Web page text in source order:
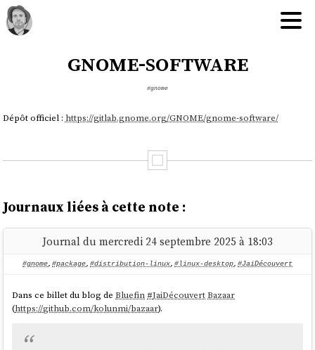
gnome-software
#gnome
Dépôt officiel : https://gitlab.gnome.org/GNOME/gnome-software/
Journaux liées à cette note :
Journal du mercredi 24 septembre 2025 à 18:03
#gnome, #package, #distribution-linux, #linux-desktop, #JaiDécouvert
Dans ce billet du blog deBluefin #JaiDécouvert Bazaar
(https://github.com/kolunmi/bazaar).